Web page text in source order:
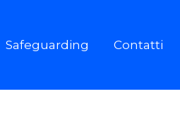
Safeguarding Contatti